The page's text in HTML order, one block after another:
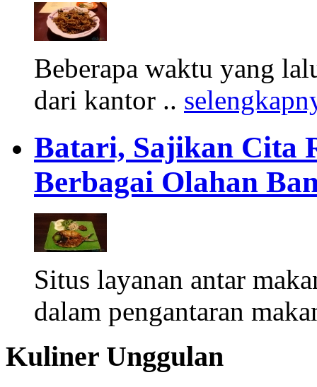
Beberapa waktu yang
dari kantor ..
Batari, Sajikan Cita
Berbagai Olahan
Situs layanan antar
dalam pengantaran
Kuliner Unggulan